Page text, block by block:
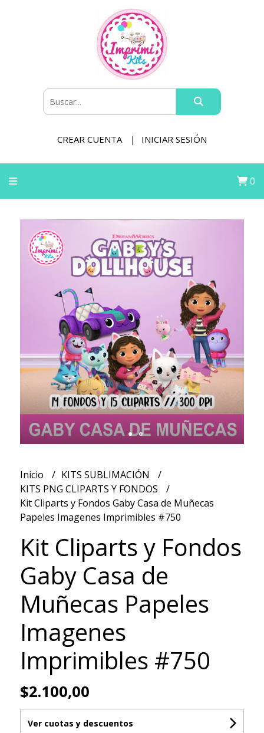
CREAR CUENTA INICIAR SESIÓN
0
Inicio
KITS SUBLIMACIÓN
KITS PNG CLIPARTS Y FONDOS
Kit Cliparts y Fondos Gaby Casa de Muñecas
Papeles Imagenes Imprimibles #750
Kit Cliparts y Fondos
Gaby Casa de
Muñecas Papeles
Imagenes
Imprimibles #750
$2.100,00
Ver cuotas y descuentos